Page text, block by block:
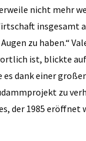
nicht mehr
insgesamt
zu haben.“
ist, blickte
dank einer
zu
der 1985 eröffnet